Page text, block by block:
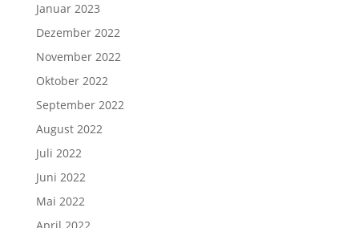
Januar 2023
Dezember 2022
November 2022
Oktober 2022
September 2022
August 2022
Juli 2022
Juni 2022
Mai 2022